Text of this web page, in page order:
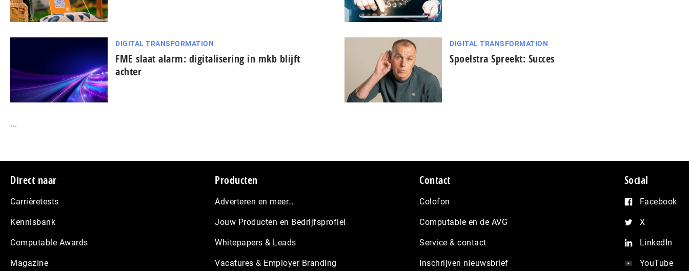
DIGITAL TRANSFORMATION
FME slaat alarm: digitalisering in mkb blijft
achter
DIGITAL TRANSFORMATION
Spoelstra Spreekt: Succes
...
Footer
Direct naar
Carrièretests
Kennisbank
Computable Awards
Magazine
Producten
Adverteren en meer…
Jouw Producten en Bedrijfsprofiel
Whitepapers & Leads
Vacatures & Employer Branding
Contact
Colofon
Computable en de AVG
Service & contact
Inschrijven nieuwsbrief
Social
Facebook
X
LinkedIn
YouTube